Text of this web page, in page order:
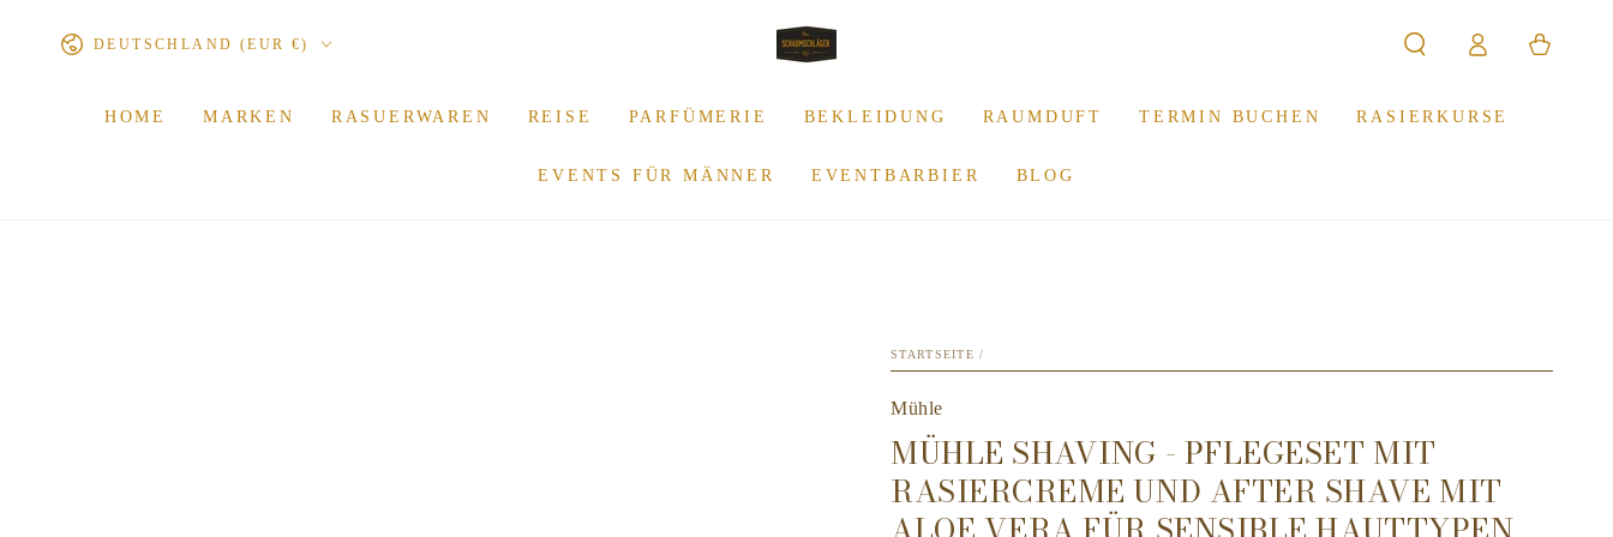
SPRINGEN
Land/Region
DEUTSCHLAND (EUR €)
HOME MARKEN RASUERWAREN REISE PARFÜMERIE BEKLEIDUNG RAUMDUFT TERMIN BUCHEN RASIERKURSE
EVENTS FÜR MÄNNER EVENTBARBIER BLOG
EinloggenWarenkorb
STARTSEITE /
Mühle
MÜHLE SHAVING - PFLEGESET MIT
RASIERCREME UND AFTER SHAVE MIT